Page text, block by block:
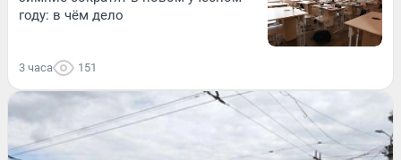
году: в чём дело
3 часа 151